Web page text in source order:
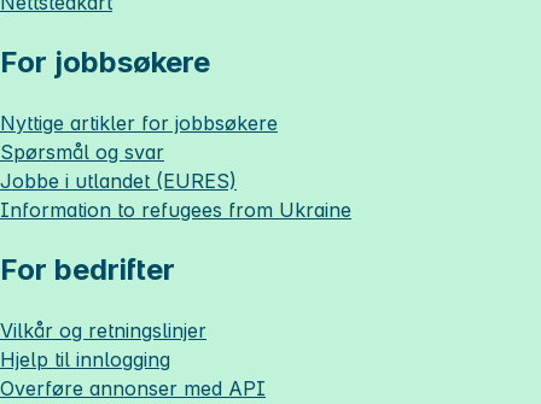
For jobbsøkere
Nyttige artikler for jobbsøkere
Spørsmål og svar
Jobbe i utlandet (EURES)
Information to refugees from Ukraine
For bedrifter
Vilkår og retningslinjer
Hjelp til innlogging
Overføre annonser med API